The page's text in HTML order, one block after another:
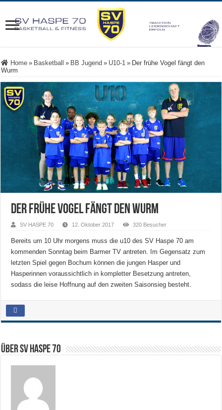
Home » Basketball » BB Jugend » U10-1 » Der frühe Vogel fängt den
Wurm
Der frühe Vogel fängt den Wurm
SV HASPE 70 12. Oktober 2017 320 Besucher
Bereits um 10 Uhr morgens muss die u10 des SV Haspe 70 am
kommenden Sonntag beim Barmer TV antreten. Im Gegensatz zum
letzten Spiel gegen Bochum können die jungen Hasper und
Hasperinnen voraussichtlich in kompletter Besetzung antreten,
sodass die leise Hoffnung auf den zweiten Saisonsieg besteht.
Über SV HASPE 70